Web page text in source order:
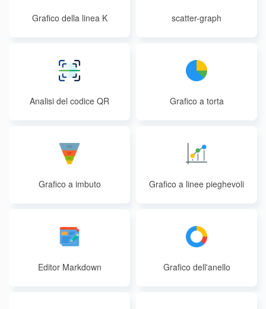
Grafico della linea K scatter-graph
Analisi del codice QR Grafico a torta
Grafico a imbuto Grafico a linee pieghevoli
Editor Markdown Grafico dell'anello